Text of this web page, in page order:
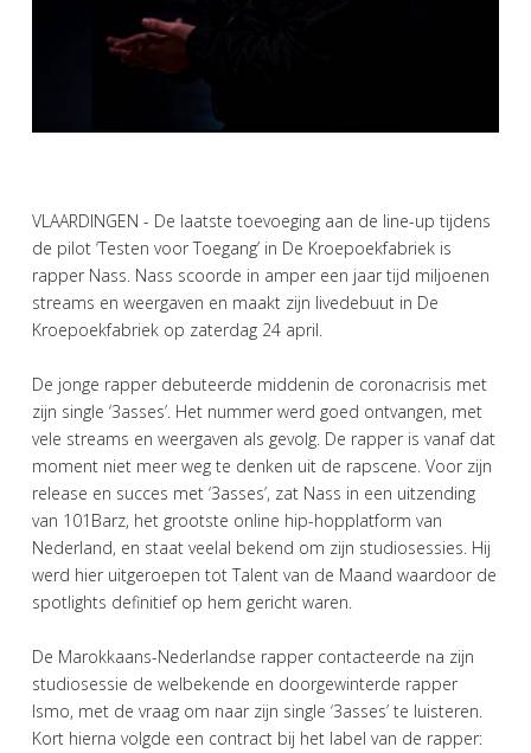
VLAARDINGEN - De laatste toevoeging aan de line-up tijdens
de pilot ‘Testen voor Toegang’ in De Kroepoekfabriek is
rapper Nass. Nass scoorde in amper een jaar tijd miljoenen
streams en weergaven en maakt zijn livedebuut in De
Kroepoekfabriek op zaterdag 24 april.
De jonge rapper debuteerde middenin de coronacrisis met
zijn single ‘3asses’. Het nummer werd goed ontvangen, met
vele streams en weergaven als gevolg. De rapper is vanaf dat
moment niet meer weg te denken uit de rapscene. Voor zijn
release en succes met ‘3asses’, zat Nass in een uitzending
van 101Barz, het grootste online hip-hopplatform van
Nederland, en staat veelal bekend om zijn studiosessies. Hij
werd hier uitgeroepen tot Talent van de Maand waardoor de
spotlights definitief op hem gericht waren.
De Marokkaans-Nederlandse rapper contacteerde na zijn
studiosessie de welbekende en doorgewinterde rapper
Ismo, met de vraag om naar zijn single ‘3asses’ te luisteren.
Kort hierna volgde een contract bij het label van de rapper: